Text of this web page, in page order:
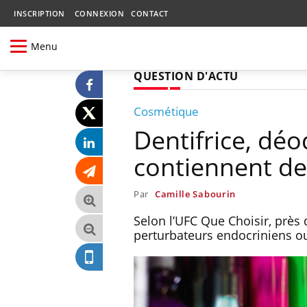
INSCRIPTION CONNEXION CONTACT
Menu
QUESTION D'ACTU
Cosmétique
Dentifrice,
contiennent
Par Camille Sabourin
Selon l’UFC Que Choisir,
perturbateurs endocriniens